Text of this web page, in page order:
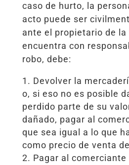
caso de hurto, la
acto puede ser
ante el propietario de la
encuentra con
robo, debe:
Devolver la
o, si eso no es posible
perdido parte de su
dañado, pagar al
que sea igual a lo que
como precio de venta
Pagar al